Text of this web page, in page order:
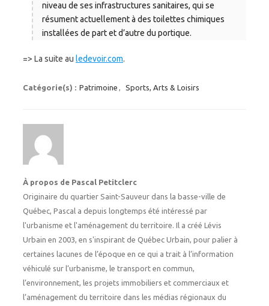
niveau de ses infrastructures sanitaires, qui se
résument actuellement à des toilettes chimiques
installées de part et d’autre du portique.
=> La suite au ledevoir.com.
Catégorie(s) : Patrimoine , Sports, Arts & Loisirs
À propos de Pascal Petitclerc
Originaire du quartier Saint-Sauveur dans la basse-ville de
Québec, Pascal a depuis longtemps été intéressé par
l'urbanisme et l'aménagement du territoire. Il a créé Lévis
Urbain en 2003, en s'inspirant de Québec Urbain, pour palier à
certaines lacunes de l’époque en ce qui a trait à l’information
véhiculé sur l’urbanisme, le transport en commun,
l’environnement, les projets immobiliers et commerciaux et
l’aménagement du territoire dans les médias régionaux du